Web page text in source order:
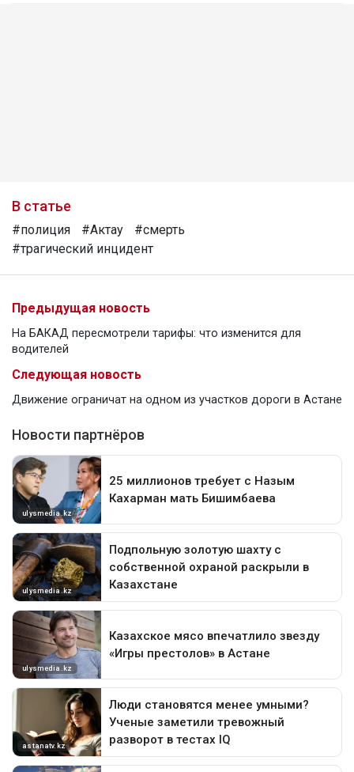
В статье
#полиция #Актау
#смерть
#трагический инцидент
Предыдущая новость
На БАКАД пересмотрели тарифы: что изменится для
водителей
Следующая новость
Движение ограничат на одном из участков дороги в Астане